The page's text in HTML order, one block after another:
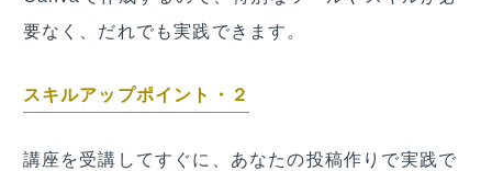
要なく、だれでも実践できます。
スキルアップポイント・２
講座を受講してすぐに、あなたの投稿作りで実践で